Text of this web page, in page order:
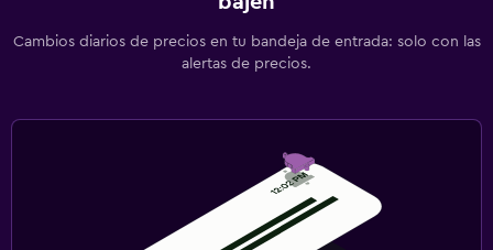
Piscina al aire libre
Cambios diarios de precios en tu bandeja de entrada: solo con las
alertas de precios.